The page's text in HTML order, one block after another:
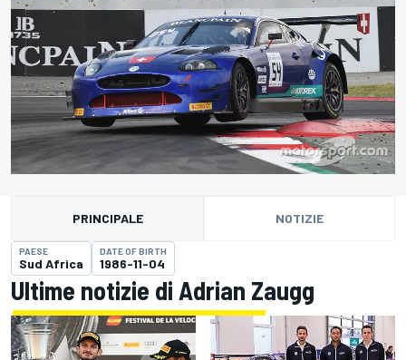
PRINCIPALE NOTIZIE
PAESE
Sud Africa
DATE OF BIRTH
1986-11-04
Ultime notizie di Adrian Zaugg